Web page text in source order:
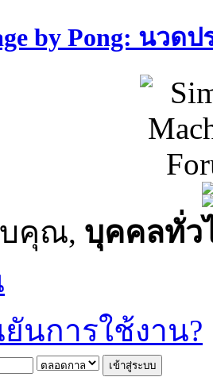
by Pong: นวด
คุณ, บุคคลทั่ว
นการใช้งาน?